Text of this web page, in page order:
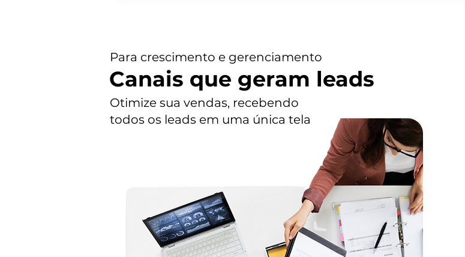
Para crescimento e gerenciamento
Canais que geram leads
Otimize sua vendas, recebendo
todos os leads em uma única tela